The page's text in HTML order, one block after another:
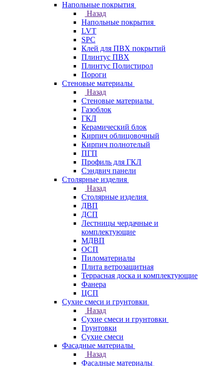
Напольные покрытия
Назад
Напольные покрытия
LVT
SPC
Клей для ПВХ покрытий
Плинтус ПВХ
Плинтус Полистирол
Пороги
Стеновые материалы
Назад
Стеновые материалы
Газоблок
ГКЛ
Керамический блок
Кирпич облицовочный
Кирпич полнотелый
ПГП
Профиль для ГКЛ
Сэндвич панели
Столярные изделия
Назад
Столярные изделия
ДВП
ДСП
Лестницы чердачные и
комплектующие
МДВП
ОСП
Пиломатериалы
Плита ветрозащитная
Террасная доска и комплектующие
Фанера
ЦСП
Сухие смеси и грунтовки
Назад
Сухие смеси и грунтовки
Грунтовки
Сухие смеси
Фасадные материалы
Назад
Фасадные материалы